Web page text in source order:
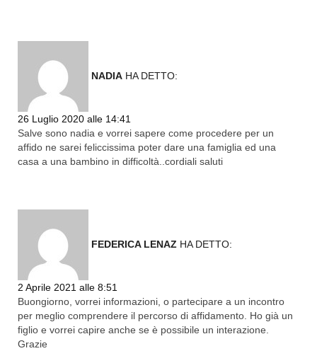
NADIA HA DETTO:
26 Luglio 2020 alle 14:41
Salve sono nadia e vorrei sapere come procedere per un
affido ne sarei feliccissima poter dare una famiglia ed una
casa a una bambino in difficoltà..cordiali saluti
FEDERICA LENAZ HA DETTO:
2 Aprile 2021 alle 8:51
Buongiorno, vorrei informazioni, o partecipare a un incontro
per meglio comprendere il percorso di affidamento. Ho già un
figlio e vorrei capire anche se è possibile un interazione.
Grazie